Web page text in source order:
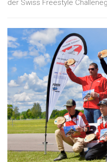
der Swiss Freestyle